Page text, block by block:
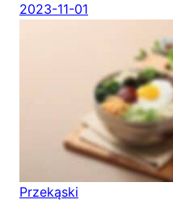
2023-11-01
Przekąski